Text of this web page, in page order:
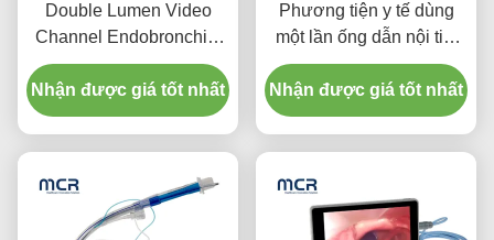
Double Lumen Video
Channel Endobronchial
Tube Visual Oral PVC
Plain
Nhận được giá tốt nhất
Phương tiện y tế dùng
một lần ống dẫn nội tiết
quang kép với cuff PU
mỏng
Nhận được giá tốt nhất